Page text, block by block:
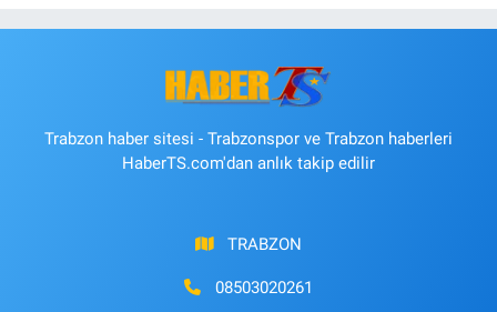
Trabzon haber sitesi - Trabzonspor ve Trabzon haberleri
HaberTS.com'dan anlık takip edilir
TRABZON
08503020261